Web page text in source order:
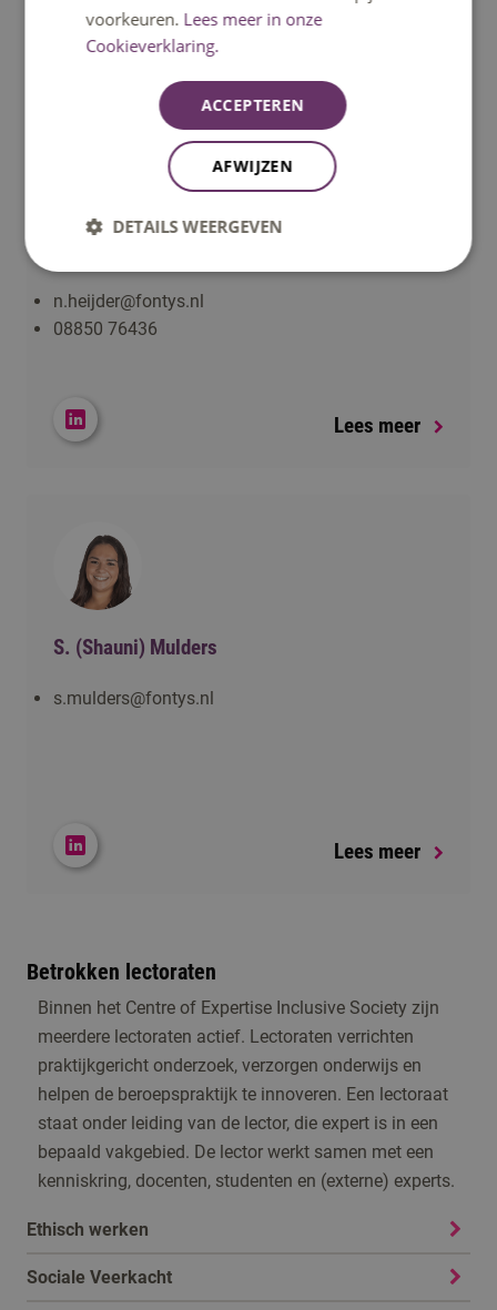
Nick Heijder
n.heijder@fontys.nl
08850 76436
Lees meer
S. (Shauni) Mulders
s.mulders@fontys.nl
Lees meer
Betrokken lectoraten
Binnen het Centre of Expertise Inclusive Society zijn
meerdere lectoraten actief. Lectoraten verrichten
praktijkgericht onderzoek, verzorgen onderwijs en
helpen de beroepspraktijk te innoveren. Een lectoraat
staat onder leiding van de lector, die expert is in een
bepaald vakgebied. De lector werkt samen met een
kenniskring, docenten, studenten en (externe) experts.
Ethisch werken
Sociale Veerkacht
voorkeuren. Lees meer in onze
Cookieverklaring.
ACCEPTEREN
AFWIJZEN
DETAILS WEERGEVEN